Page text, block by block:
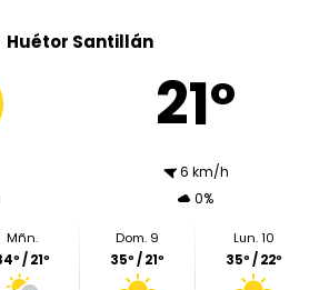
Huétor Santillán
21º
6 km/h
0%
Mñn.
/ 21º
Dom. 9
35º / 21º
Lun. 10
35º / 22º